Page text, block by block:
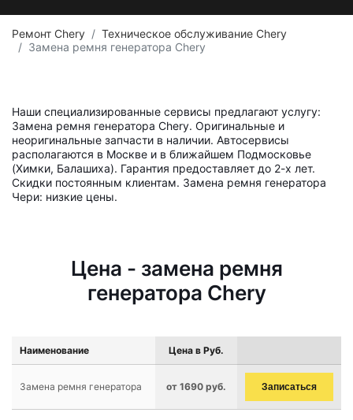
Ремонт Chery
Техническое обслуживание Chery
Замена ремня генератора Chery
Наши специализированные сервисы предлагают услугу:
Замена ремня генератора Chery. Оригинальные и
неоригинальные запчасти в наличии. Автосервисы
располагаются в Москве и в ближайшем Подмосковье
(Химки, Балашиха). Гарантия предоставляет до 2-х лет.
Скидки постоянным клиентам. Замена ремня генератора
Чери: низкие цены.
Цена - замена ремня
генератора Chery
Наименование Цена в Руб.
Замена ремня генератора от 1690 руб. Записаться